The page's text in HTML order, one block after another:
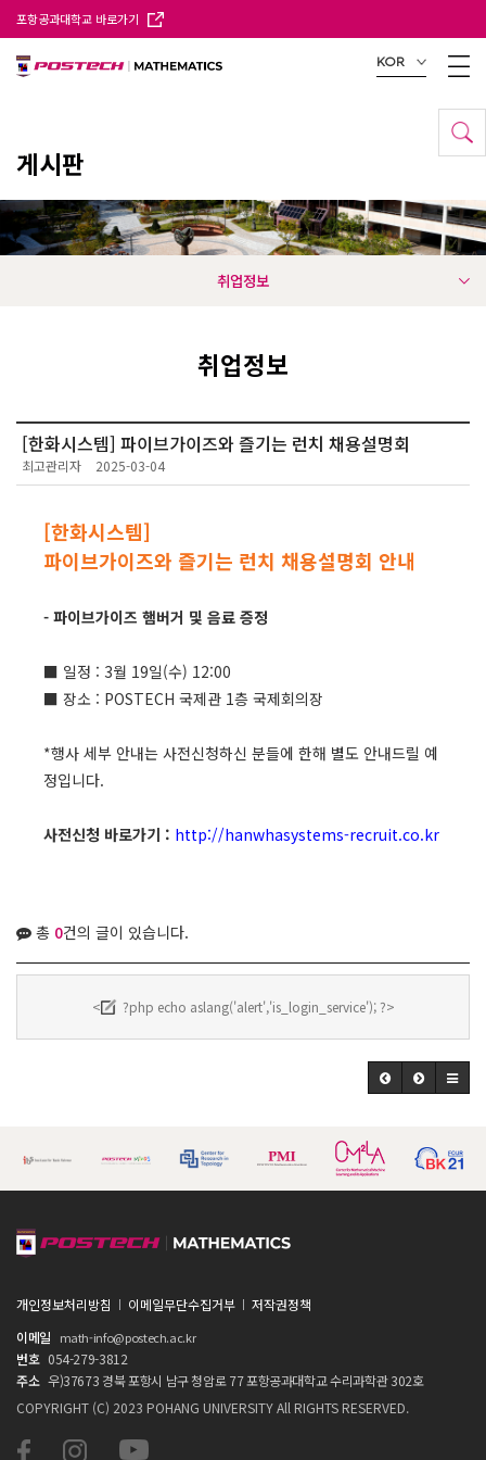
포항공과대학교 바로가기
KOR
게시판
취업정보
취업정보
[한화시스템] 파이브가이즈와 즐기는 런치 채용설명회
최고관리자 2025-03-04
[한화시스템]
파이브가이즈와 즐기는 런치 채용설명회 안내
- 파이브가이즈 햄버거 및 음료 증정
■ 일정 : 3월 19일(수) 12:00
■ 장소 : POSTECH 국제관 1층 국제회의장
*행사 세부 안내는 사전신청하신 분들에 한해 별도 안내드릴 예
정입니다.
사전신청 바로가기 : http://hanwhasystems-recruit.co.kr
총 0건의 글이 있습니다.
< ?php echo aslang('alert','is_login_service'); ?>
개인정보처리방침 이메일무단수집거부
저작권정책
이메일
math-info@postech.ac.kr
번호 054-279-3812
주소 우)37673 경북 포항시 남구 청암로 77 포항공과대학교 수리과학관 302호
COPYRIGHT (C) 2023 POHANG UNIVERSITY All RIGHTS RESERVED.